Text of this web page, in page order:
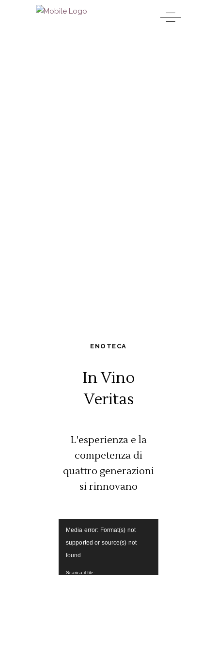
ENOTECA
In Vino
Veritas
L'esperienza e la
competenza di
quattro generazioni
si rinnovano
Media error: Format(s) not
supported or source(s) not
found
Scarica il file: